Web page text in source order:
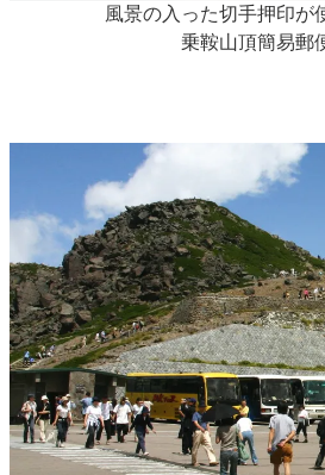
風景の入った切手押印が
乗鞍山頂簡易郵